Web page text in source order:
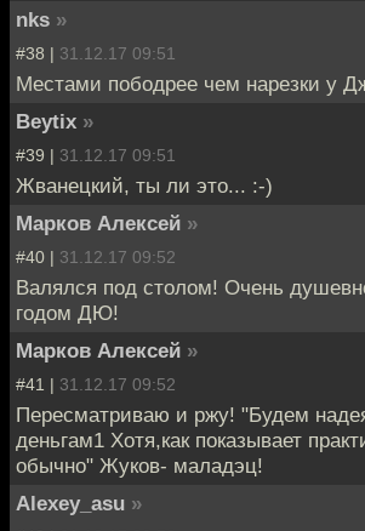
nks »
#38 | 31.12.17 09:51
Местами пободрее чем нарезки у
Beytix »
#39 | 31.12.17 09:51
Жванецкий, ты ли это... :-)
Марков Алексей »
#40 | 31.12.17 09:52
Валялся под столом! Очень
годом ДЮ!
Марков Алексей »
#41 | 31.12.17 09:52
Пересматриваю и ржу! "Будем
деньгам1 Хотя,как показывает
обычно" Жуков- маладэц!
Alexey_asu »